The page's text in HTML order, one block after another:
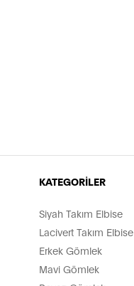
KATEGORİLER
Siyah Takım Elbise
Lacivert Takım Elbise
Erkek Gömlek
Mavi Gömlek